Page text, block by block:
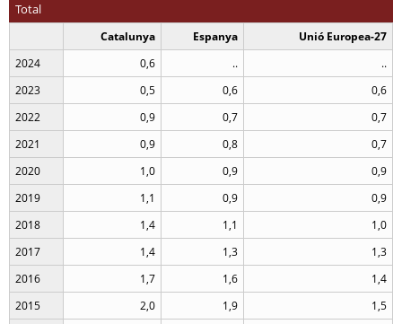
Total
Catalunya Espanya
Unió Europea-27
2024
0,6 ..
..
2023
0,5 0,6
0,6
2022
0,9 0,7
0,7
2021
0,9 0,8
0,7
2020
1,0 0,9
0,9
2019
1,1 0,9
0,9
2018
1,4 1,1
1,0
2017
1,4 1,3
1,3
2016
1,7 1,6
1,4
2015
2,0 1,9
1,5